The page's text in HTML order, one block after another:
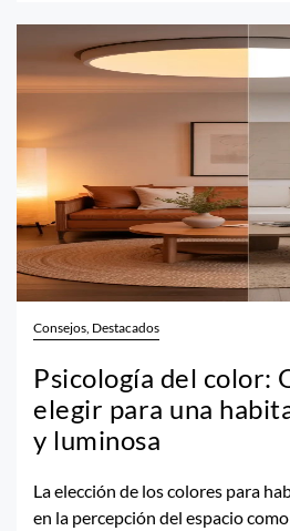
Consejos, Destacados
Psicología del color:
elegir para una
y luminosa
La elección de los colores para
en la percepción del espacio